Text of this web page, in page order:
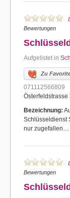
Bewertungen
Aufgelistet in
Zu
071112566809
Österfeldstrasse
Bezeichnung:
Schlüsseldienst
nur zugefallen…
Bewertungen